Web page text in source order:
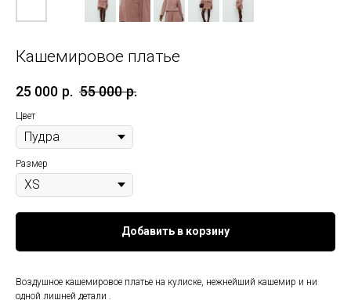
Кашемировое платье
25 000 р. 55 000 р.
Цвет
Размер
Добавить в корзину
Воздушное кашемировое платье на кулиске, нежнейший кашемир и ни
одной лишней детали .